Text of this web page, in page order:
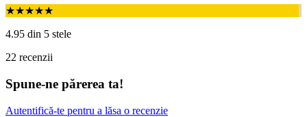
★★★★★
4.95 din 5 stele
22 recenzii
Spune-ne părerea ta!
Autentifică-te pentru a lăsa o recenzie